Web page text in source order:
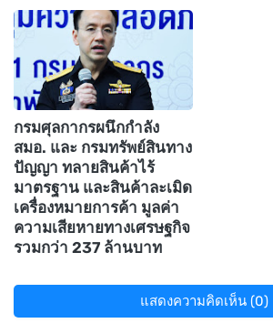
กรมศุลกากรผนึกกำลัง
สมอ. และ กรมทรัพย์สินทาง
ปัญญา ทลายสินค้าไร้
มาตรฐาน และสินค้าละเมิด
เครื่องหมายการค้า มูลค่า
ความเสียหายทางเศรษฐกิจ
รวมกว่า 237 ล้านบาท
แสดงความคิดเห็น (0)